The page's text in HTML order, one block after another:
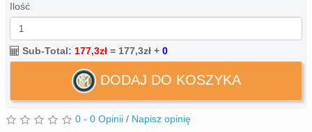
Ilość
Sub-Total: 177,3zł = 177,3zł + 0
DODAJ DO KOSZYKA
0 - 0 Opinii / Napisz opinię